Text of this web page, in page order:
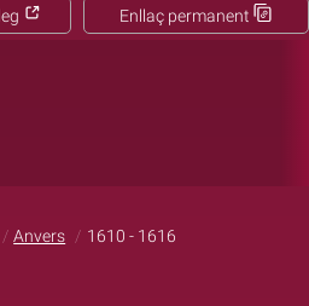
Enllaç permanent
Anvers 1610 - 1616